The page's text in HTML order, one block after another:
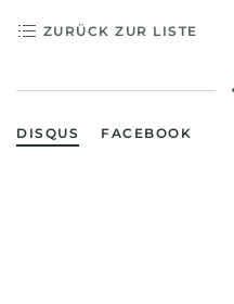
ZURÜCK ZUR LISTE
DISQUS FACEBOOK